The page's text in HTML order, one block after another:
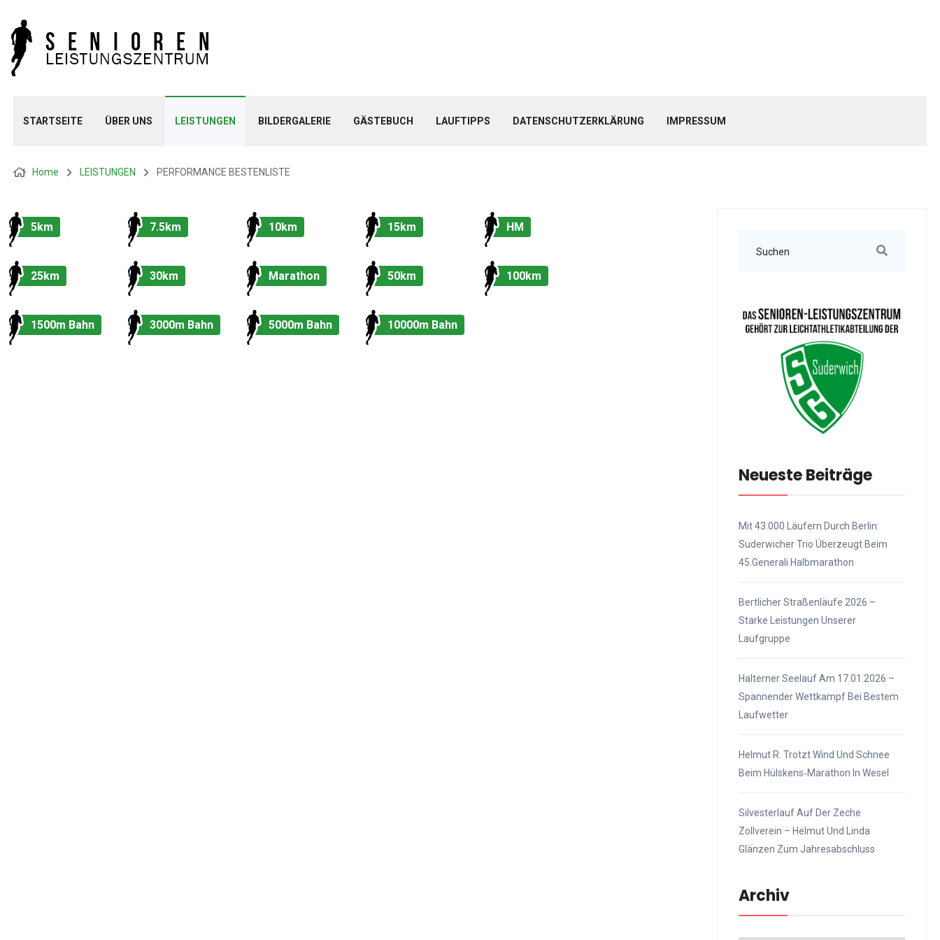
STARTSEITE ÜBER UNS LEISTUNGEN BILDERGALERIE GÄSTEBUCH LAUFTIPPS DATENSCHUTZERKLÄRUNG IMPRESSUM
Home LEISTUNGEN PERFORMANCE BESTENLISTE
5km 7.5km 10km 15km HM
25km 30km Marathon 50km 100km
1500m Bahn 3000m Bahn 5000m Bahn 10000m Bahn
Neueste Beiträge
Mit 43.000 Läufern Durch Berlin:
Suderwicher Trio Überzeugt Beim
45.Generali Halbmarathon
Bertlicher Straßenläufe 2026 –
Starke Leistungen Unserer
Laufgruppe
Halterner Seelauf Am 17.01.2026 –
Spannender Wettkampf Bei Bestem
Laufwetter
Helmut R. Trotzt Wind Und Schnee
Beim Hülskens‑Marathon In Wesel
Silvesterlauf Auf Der Zeche
Zollverein – Helmut Und Linda
Glänzen Zum Jahresabschluss
Archiv